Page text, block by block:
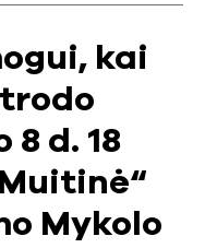
kai
8 d. 18
Mykolo